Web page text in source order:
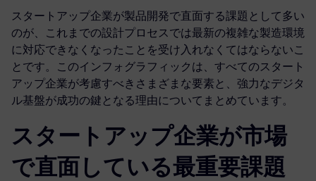
スタートアップ企業が製品開発で直面する課題として多い
のが、これまでの設計プロセスでは最新の複雑な製造環境
に対応できなくなったことを受け入れなくてはならないこ
とです。このインフォグラフィックは、すべてのスタート
アップ企業が考慮すべきさまざまな要素と、強力なデジタ
ル基盤が成功の鍵となる理由についてまとめています。
スタートアップ企業が市場
で直面している最重要課題